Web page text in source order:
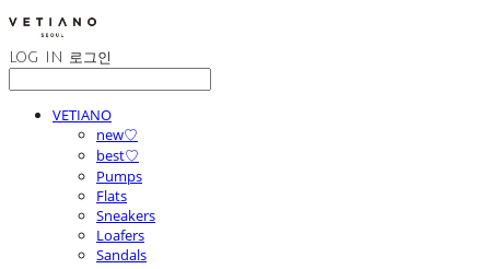
LOG IN 로그인
VETIANO
new♡
best♡
Pumps
Flats
Sneakers
Loafers
Sandals